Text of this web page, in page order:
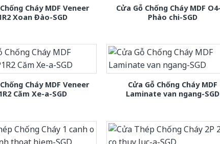
Cháy MDF Veneer
Xoan Đào-SGD
Cửa Gỗ Chống Cháy MDF
Phào chi-SGD
Cháy MDF Veneer
Căm Xe-a-SGD
Cửa Gỗ Chống Cháy MDF
Laminate van ngang-SGD